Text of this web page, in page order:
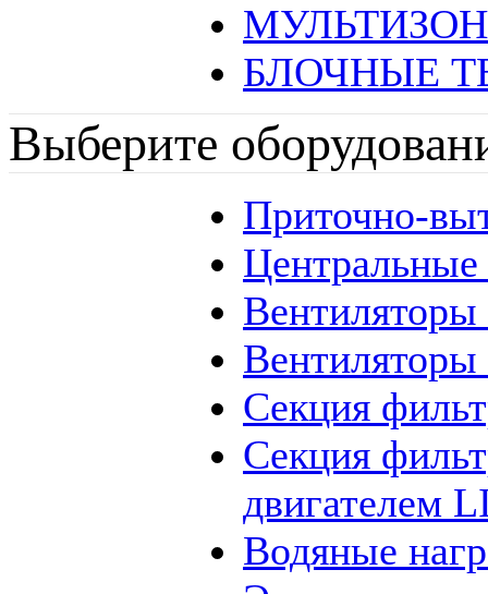
БЛОЧНЫЕ
Выберите
Приточно-
Секция
Секция
двигателем
Водяные